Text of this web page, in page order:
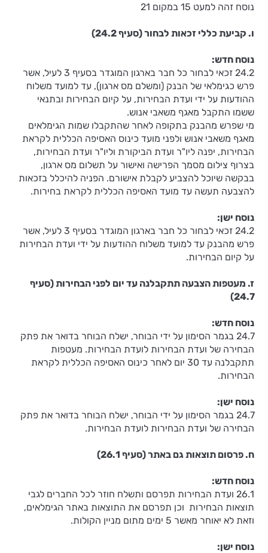
נוסח זהה למעט 15 במקום 21
ו. קביעת כללי זכאות לבחור (סעיף 24.2)
נוסח חדש:
24.2 זכאי לבחור כל חבר בארגון המוגדר בסעיף 3 לעיל, אשר
פרש כגימלאי של הבנק (ומשלם מס ארגון), עד למועד משלוח
ההודעות על ידי ועדת הבחירות, על קיום הבחירות ובתנאי
ששמו התקבל מאגף משאבי אנוש.
מי שפרש מהבנק בתקופה לאחר שהתקבלו שמות הגימלאים
מאגף משאבי אנוש ולפני מועד כינוס האסיפה הכללית לקראת
הבחירות, יפנה ליו"ר ועדת הביקורת וליו"ר ועדת הבחירות,
בצרוף צילום מסמך הפרישה ואישור על תשלום מס ארגון,
בבקשה שיוכל להצביע לקבלת אישורם. הפניה להיכלל בזכאות
להצבעה תעשה עד מועד האסיפה הכללית לקראת בחירות.
נוסח ישן:
24.2 זכאי לבחור כל חבר בארגון המוגדר בסעיף 3 לעיל, אשר
פרש מהבנק עד למועד משלוח ההודעות על ידי ועדת הבחירות
על קיום הבחירות.
ז. מעטפות הצבעה תתקבלנה עד יום לפני הבחירות (סעיף
24.7)
נוסח חדש:
24.7 בגמר הסימון על ידי הבוחר, ישלח הבוחר בדואר את פתק
הבחירה של ועדת הבחירות לועדת הבחירות. מעטפות
תתקבלנה עד 30 יום לאחר כינוס האסיפה הכללית לקראת
הבחירות.
נוסח ישן:
24.7 בגמר הסימון על ידי הבוחר, ישלח הבוחר בדואר את פתק
הבחירה של ועדת הבחירות לועדת הבחירות.
ח. פרסום תוצאות גם באתר (סעיף 26.1)
נוסח חדש:
26.1 ועדת הבחירות תפרסם ותשלח חוזר לכל החברים לגבי
תוצאות הבחירות וכן תפרסם את התוצאות באתר הגימלאים,
וזאת לא יאוחר מאשר 5 ימים מתום מניין הקולות.
נוסח ישן: